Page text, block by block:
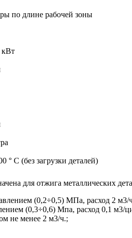
по длине рабочей зоны
кВт
° C (без загрузки деталей)
для отжига металлических
(0,2÷0,5) МПа, расход 2 м3/
(0,3÷0,6) Мпа, расход 0,1 м3/
не менее 2 м3/ч.;